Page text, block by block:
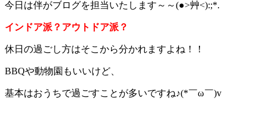
今日は伴がブログを担当いたします～～(●>艸<):;*.
インドア派？アウトドア派？
休日の過ごし方はそこから分かれますよね！！
BBQや動物園もいいけど、
基本はおうちで過ごすことが多いですね♪(*￣ω￣)v